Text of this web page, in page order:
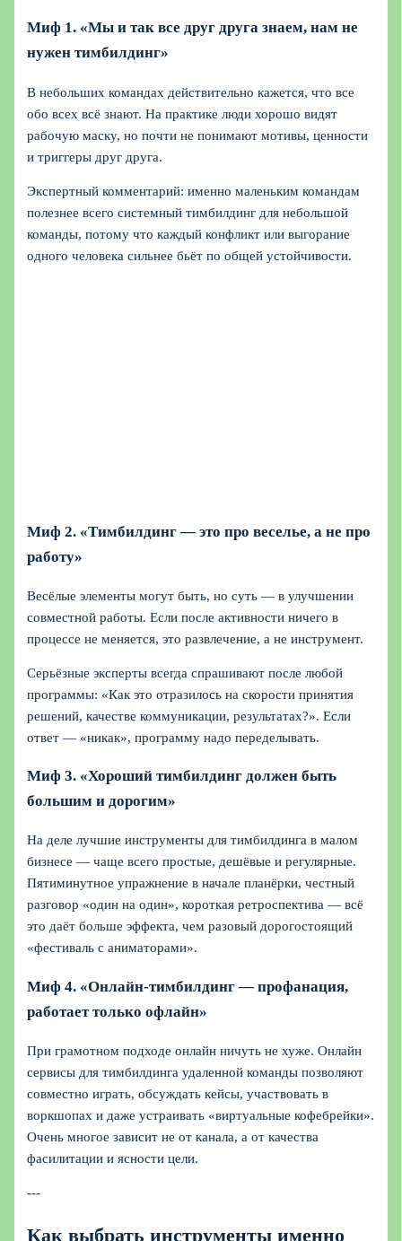
Миф 1. «Мы и так все друг друга знаем, нам не
нужен тимбилдинг»
В небольших командах действительно кажется, что все
обо всех всё знают. На практике люди хорошо видят
рабочую маску, но почти не понимают мотивы, ценности
и триггеры друг друга.
Экспертный комментарий: именно маленьким командам
полезнее всего системный тимбилдинг для небольшой
команды, потому что каждый конфликт или выгорание
одного человека сильнее бьёт по общей устойчивости.
Миф 2. «Тимбилдинг — это про веселье, а не про
работу»
Весёлые элементы могут быть, но суть — в улучшении
совместной работы. Если после активности ничего в
процессе не меняется, это развлечение, а не инструмент.
Серьёзные эксперты всегда спрашивают после любой
программы: «Как это отразилось на скорости принятия
решений, качестве коммуникации, результатах?». Если
ответ — «никак», программу надо переделывать.
Миф 3. «Хороший тимбилдинг должен быть
большим и дорогим»
На деле лучшие инструменты для тимбилдинга в малом
бизнесе — чаще всего простые, дешёвые и регулярные.
Пятиминутное упражнение в начале планёрки, честный
разговор «один на один», короткая ретроспектива — всё
это даёт больше эффекта, чем разовый дорогостоящий
«фестиваль с аниматорами».
Миф 4. «Онлайн‑тимбилдинг — профанация,
работает только офлайн»
При грамотном подходе онлайн ничуть не хуже. Онлайн
сервисы для тимбилдинга удаленной команды позволяют
совместно играть, обсуждать кейсы, участвовать в
воркшопах и даже устраивать «виртуальные кофебрейки».
Очень многое зависит не от канала, а от качества
фасилитации и ясности цели.
---
Как выбрать инструменты именно